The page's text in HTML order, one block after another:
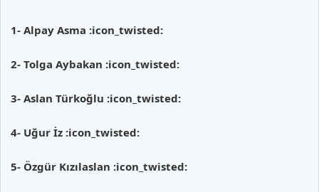
1- Alpay Asma :icon_twisted:
2- Tolga Aybakan :icon_twisted:
3- Aslan Türkoğlu :icon_twisted:
4- Uğur İz :icon_twisted:
5- Özgür Kızılaslan :icon_twisted: